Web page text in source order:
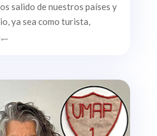
salido de nuestros países y
ya sea como turista,